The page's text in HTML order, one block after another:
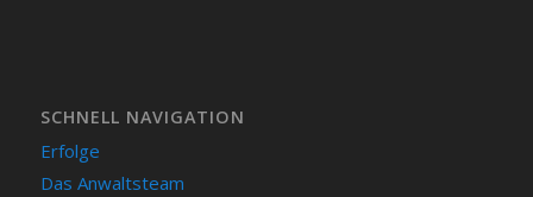
SCHNELL NAVIGATION
Erfolge
Das Anwaltsteam